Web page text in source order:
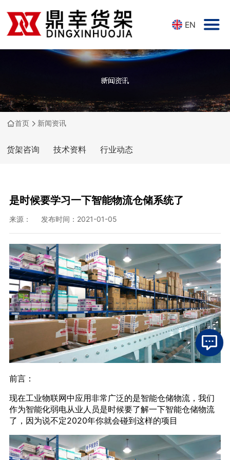
EN
首页 新闻资讯
货架咨询 技术资料 行业动态
是时候要学习一下智能物流仓储系统了
来源： 发布时间：2021-01-05
前言：
现在工业物联网中应用非常广泛的是智能仓储物流，我们
作为智能化弱电从业人员是时候要了解一下智能仓储物流
了，因为说不定2020年你就会碰到这样的项目